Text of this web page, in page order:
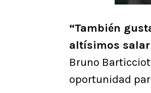
“También
altísimos
Bruno
oportunidad